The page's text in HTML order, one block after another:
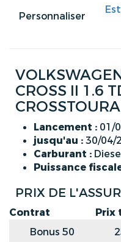
Personnaliser
CROSS II 1.6
Lancement : 01/
jusqu'au :30/04/
Carburant :
Puissance
PRIX DE
Contrat Prix
Bonus 50